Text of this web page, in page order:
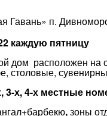
каждую пятницу
дом расположен на
столовые,
3-х, 4-х местные
,зоны